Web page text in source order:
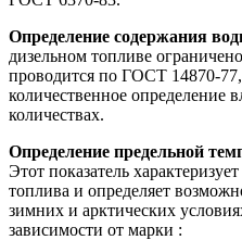
Определение содержания
дизельном топливе
проводится по ГОСТ 14870-
количественное определение
количествах.
Определение предельной
Этот показатель
топлива и определяет
зимних и арктических
зависимости от марки :